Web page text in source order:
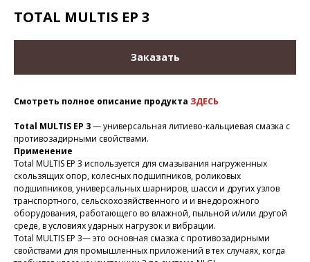
TOTAL MULTIS EP 3
Заказать
Смотреть полное описание продукта ЗДЕСЬ
Total MULTIS EP 3— универсальная литиево-кальциевая смазка с
противозадирными свойствами.
Применение
Total MULTIS EP 3 используется для смазывания нагруженных
скользящих опор, колесных подшипников, роликовых
подшипников, универсальных шарниров, шасси и других узлов
транспортного, сельскохозяйственного и и внедорожного
оборудования, работающего во влажной, пыльной и/или другой
среде, в условиях ударных нагрузок и вибрации.
Total MULTIS EP 3— это основная смазка с противозадирными
свойствами для промышленных приложений в тех случаях, когда